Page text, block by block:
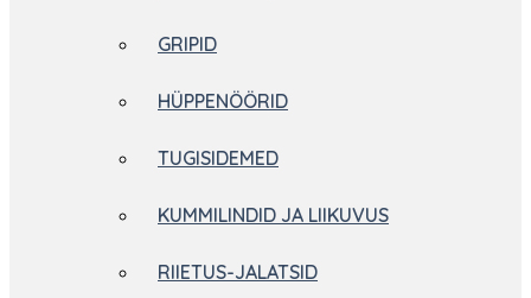
GRIPID
HÜPPENÖÖRID
TUGISIDEMED
KUMMILINDID JA LIIKUVUS
RIIETUS-JALATSID